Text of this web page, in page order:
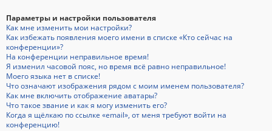
Параметры и настройки пользователя
Как мне изменить мои настройки?
Как избежать появления моего имени в списке «Кто сейчас на
конференции»?
На конференции неправильное время!
Я изменил часовой пояс, но время всё равно неправильное!
Моего языка нет в списке!
Что означают изображения рядом с моим именем пользователя?
Как мне включить отображение аватары?
Что такое звание и как я могу изменить его?
Когда я щёлкаю по ссылке «email», от меня требуют войти на
конференцию!